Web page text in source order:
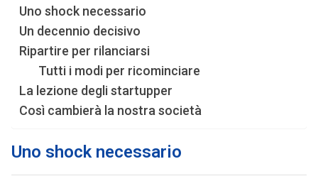
Uno shock necessario
Un decennio decisivo
Ripartire per rilanciarsi
Tutti i modi per ricominciare
La lezione degli startupper
Così cambierà la nostra società
Uno shock necessario